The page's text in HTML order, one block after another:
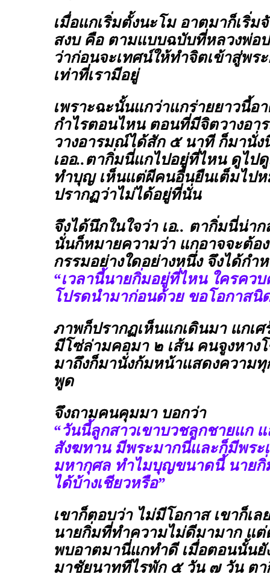
เมื่อแกเริ่มตั้งนะโม อาตมาก็เริ่ม
สงบ คือ ตามแบบฉบับที่หลวงพ่อ
ว่าก่อนจะเทศน์ให้ทำจิตเข้าสู่พร
เท่าที่เรามีอยู่
เพราะฉะนั้นแกว่าแกร่ายยาวนี้อ
กำไรตอนไหน ตอนที่มีจิตวางอา
วางอารมณ์ได้สัก ๕ นาที ก็มานั่ง
เออ..ตากิ่มนี่แกไปอยู่ที่ไหน ดูไป
ทำบุญ เห็นแต่ผีคนอื่นยืนเต็มไป
ปรากฏว่าไม่ได้อยู่ที่นั่น
จึงได้นึกในใจว่า เอ.. ตากิ่มนี่น่า
นั่นก็หมายความว่า แกอาจจะต้อ
กรรมอย่างใดอย่างหนึ่ง จึงได้กำ
“เวลานี้นายกิ่มอยู่ที่ไหน ใครคว
โปรดนำมาก่อนด้วย ขอโอกาสนิ
ภาพก็ปรากฏเห็นแกเดินมา แกเศ
มีโซ่ล่ามคอมา ๒ เส้น คนจูงหาง
มาถึงก็มานั่งก้มหน้าแสดงความ
พูด
จึงถามคนคุมมา บอกว่า
“วันนี้ลูกสาวเขาบวชลูกชายแก
สังฆทาน มีพระมากนี่และก็มีพระ
มหากุศล ทำไมบุญขนาดนี้ นายกิ่
ได้บ้างเชียวหรือ”
เขาก็ตอบว่า ไม่มีโอกาส เขาก็เล
นายกิ่มที่ทำความไม่ดีมามาก แ
พบอาตมานี่แกทำดี เมื่อตอนนั้นยั
มาชัยนาททีไรพัก ๕ วัน ๗ วัน ต